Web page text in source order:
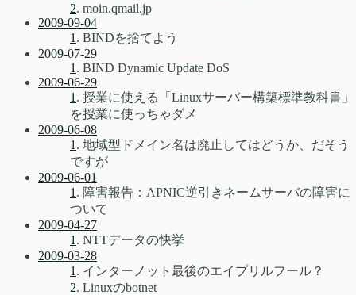
2. moin.qmail.jp
2009-09-04
1 . BINDを捨てよう
2009-07-29
1 . BIND Dynamic Update DoS
2009-06-29
1 . 授業に使える「Linuxサーバー構築標準教科書」
を授業に使っちゃダメ
2009-06-08
1 . 地域型ドメイン名は廃止してはどうか、だそう
ですが
2009-06-01
1 . 障害報告：APNIC逆引きネームサーバの障害に
ついて
2009-04-27
1 . NTTデータの快挙
2009-03-28
1 . インターノット最後のエイプリルフール？
2. Linuxのbotnet